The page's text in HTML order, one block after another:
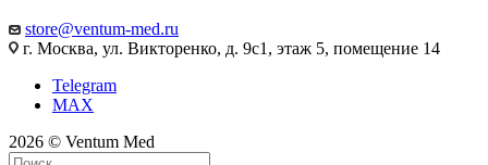
store@ventum-med.ru
г. Москва, ул. Викторенко, д. 9с1, этаж 5, помещение 14
Telegram
MAX
2026 © Ventum Med